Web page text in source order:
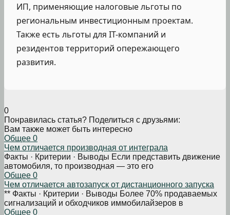
ИП, применяющие налоговые льготы по
региональным инвестиционным проектам.
Также есть льготы для IT-компаний и
резидентов территорий опережающего
развития.
0
Понравилась статья? Поделиться с друзьями:
Вам также может быть интересно
Общее 0
Чем отличается производная от интеграла
Факты · Критерии · Выводы Если представить движение
автомобиля, то производная — это его
Общее 0
Чем отличается автозапуск от дистанционного запуска
** Факты · Критерии · Выводы Более 70% продаваемых
сигнализаций и обходчиков иммобилайзеров в
Общее 0